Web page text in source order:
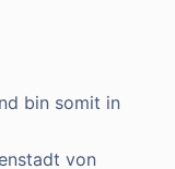
bin somit in
von